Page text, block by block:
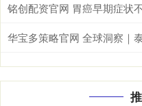
铭创配资官网 胃癌早期症状